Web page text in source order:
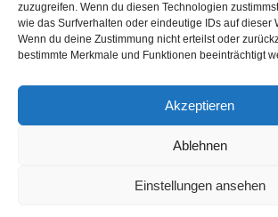
zuzugreifen. Wenn du diesen Technologien
wie das Surfverhalten oder eindeutige IDs auf dieser
Wenn du deine Zustimmung nicht erteilst oder
bestimmte Merkmale und Funktionen beeinträchtigt
Akzeptieren
Ablehnen
Einstellungen ansehen
Datenschutzerklärung
Nutzungsbedingungen | Haftungsausschluss
AGB